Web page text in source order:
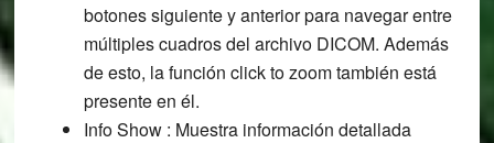
botones siguiente y anterior para navegar entre
múltiples cuadros del archivo DICOM. Además
de esto, la función click to zoom también está
presente en él.
Info Show : Muestra información detallada